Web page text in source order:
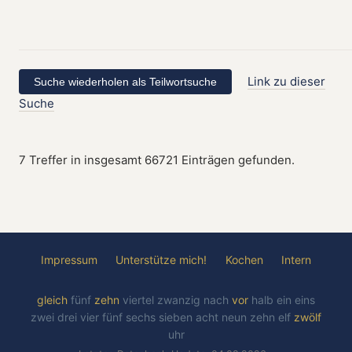
Link zu dieser
Suche
7 Treffer in insgesamt 66721 Einträgen gefunden.
Impressum Unterstütze mich! Kochen Intern
gleich fünf zehn viertel zwanzig nach vor halb ein eins
zwei drei vier fünf sechs sieben acht neun zehn elf zwölf
uhr